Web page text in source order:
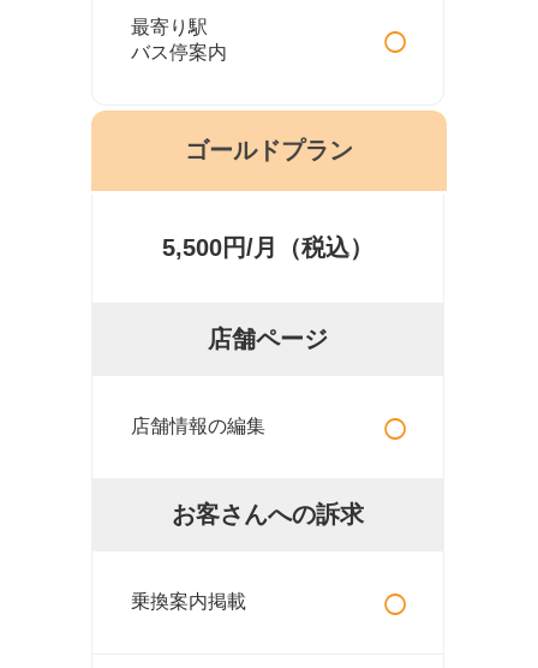
最寄り駅
バス停案内
○
ゴールドプラン
5,500円/月（税込）
店舗ページ
店舗情報の編集 ○
お客さんへの訴求
乗換案内掲載 ○